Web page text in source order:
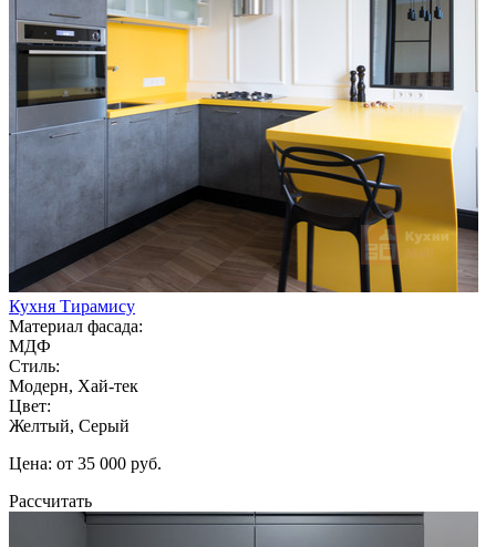
Кухня Тирамису
Материал фасада:
МДФ
Стиль:
Модерн, Хай-тек
Цвет:
Желтый, Серый
Цена: от 35 000 руб.
Рассчитать